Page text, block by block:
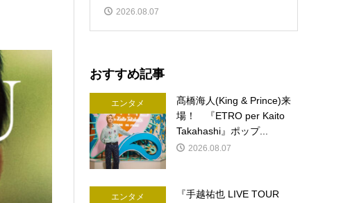
2026.08.07
おすすめ記事
エンタメ
髙橋海人(King & Prince)来
場！ 『ETRO per Kaito
Takahashi』ポップ...
2026.08.07
エンタメ
『手越祐也 LIVE TOUR